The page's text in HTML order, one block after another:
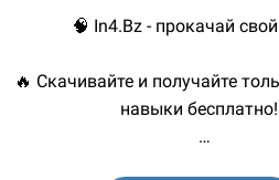
🧠 In4.Bz - прокачай
🔥 Скачивайте и получайте
навыки бесплатно!